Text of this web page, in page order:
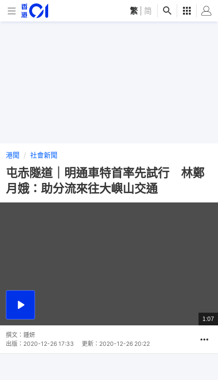
繁 简
港聞 社會新聞
屯赤隧道｜明通車特首率先試行 林鄭
月娥：助分流來往大嶼山交通
播
總
共
1:07
撰文： 鍾妍
出版： 2020-12-26 17:33 更新： 2020-12-26 20:22